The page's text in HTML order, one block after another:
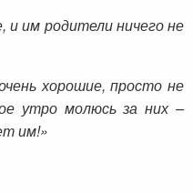
и им родители ничего не
хорошие, просто не
утро молюсь за них –
им!»